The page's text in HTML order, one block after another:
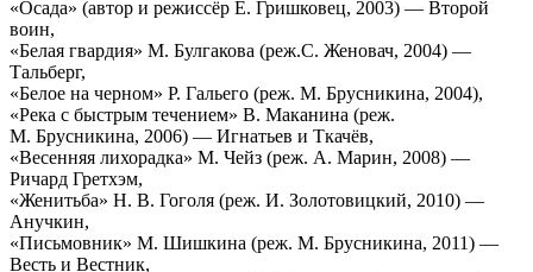
«Осада» (автор и режиссёр Е. Гришковец, 2003) — Второй
воин,
«Белая гвардия» М. Булгакова (реж.С. Женовач, 2004) —
Тальберг,
«Белое на черном» Р. Гальего (реж. М. Брусникина, 2004),
«Река с быстрым течением» В. Маканина (реж.
М. Брусникина, 2006) — Игнатьев и Ткачёв,
«Весенняя лихорадка» М. Чейз (реж. А. Марин, 2008) —
Ричард Гретхэм,
«Женитьба» Н. В. Гоголя (реж. И. Золотовицкий, 2010) —
Анучкин,
«Письмовник» М. Шишкина (реж. М. Брусникина, 2011) —
Весть и Вестник,